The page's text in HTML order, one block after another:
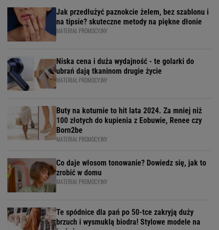
Jak przedłużyć paznokcie żelem, bez szablonu i
na tipsie? skuteczne metody na piękne dłonie
MATERIAŁ PROMOCYJNY
Niska cena i duża wydajność - te golarki do
ubrań dają tkaninom drugie życie
MATERIAŁ PROMOCYJNY
Buty na koturnie to hit lata 2024. Za mniej niż
100 złotych do kupienia z Eobuwie, Renee czy
Born2be
MATERIAŁ PROMOCYJNY
Co daje włosom tonowanie? Dowiedz się, jak to
zrobić w domu
MATERIAŁ PROMOCYJNY
Te spódnice dla pań po 50-tce zakryją duży
brzuch i wysmuklą biodra! Stylowe modele na